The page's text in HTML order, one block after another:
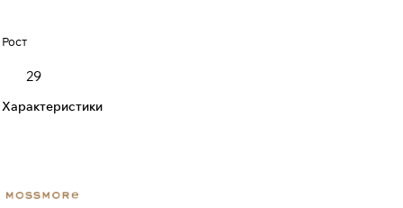
Рост
29
Характеристики